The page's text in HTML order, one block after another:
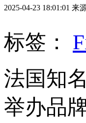
2025-04-23 18:01:01
标签：
法国知
举办品